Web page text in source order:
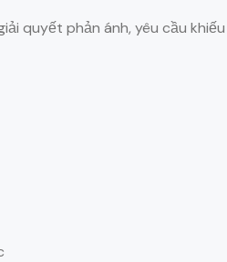
quyết phản ánh, yêu cầu khiếu